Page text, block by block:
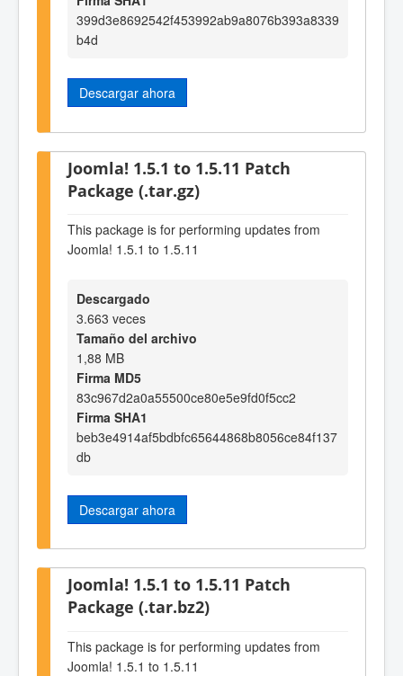
399d3e8692542f453992ab9a8076b393a8339
b4d
Descargar ahora
Joomla! 1.5.1 to 1.5.11 Patch
Package (.tar.gz)
This package is for performing updates from
Joomla! 1.5.1 to 1.5.11
Descargado
3.663 veces
Tamaño del archivo
1,88 MB
Firma MD5
83c967d2a0a55500ce80e5e9fd0f5cc2
Firma SHA1
beb3e4914af5bdbfc65644868b8056ce84f137
db
Descargar ahora
Joomla! 1.5.1 to 1.5.11 Patch
Package (.tar.bz2)
This package is for performing updates from
Joomla! 1.5.1 to 1.5.11